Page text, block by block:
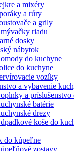
a mixéry
a rúry
a grily
riadu
dosky
nábytok
do kuchyne
do kuchyne
vozíky
a vybavenie
a príslušenstvo
batérie
drezy
koše do
do kúpeľne
zostavy